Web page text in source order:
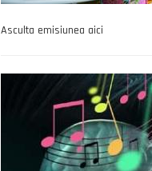
Asculta emisiunea aici